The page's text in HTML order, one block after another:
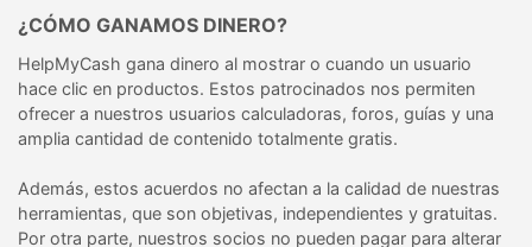
¿CÓMO GANAMOS DINERO?
HelpMyCash gana dinero al mostrar o cuando un usuario
hace clic en productos. Estos patrocinados nos permiten
ofrecer a nuestros usuarios calculadoras, foros, guías y una
amplia cantidad de contenido totalmente gratis.
Además, estos acuerdos no afectan a la calidad de nuestras
herramientas, que son objetivas, independientes y gratuitas.
Por otra parte, nuestros socios no pueden pagar para alterar